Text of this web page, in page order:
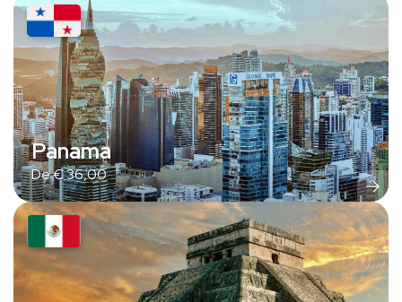
Panama
De€36,00